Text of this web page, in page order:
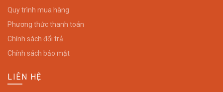
Quy trình mua hàng
Phương thức thanh toán
Chính sách đổi trả
Chính sách bảo mật
LIÊN HỆ